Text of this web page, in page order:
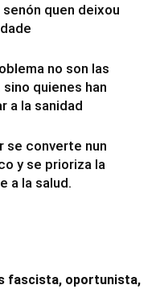
quen deixou
no son las
quienes han
a la sanidad
se converte nun
y se prioriza la
a la salud.
fascista, oportunista,